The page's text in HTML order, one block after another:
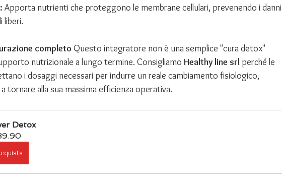
Apporta nutrienti che proteggono le membrane cellulari, prevenendo i danni
liberi.
completo Questo integratore non è una semplice "cura detox"
nutrizionale a lungo termine. Consigliamo Healthy line srl perché le
i dosaggi necessari per indurre un reale cambiamento fisiologico,
tornare alla sua massima efficienza operativa.
Detox